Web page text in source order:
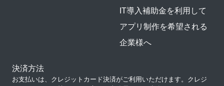
IT導入補助金を利用して
アプリ制作を希望される
企業様へ
決済方法
お支払いは、クレジットカード決済がご利用いただけます。クレジ